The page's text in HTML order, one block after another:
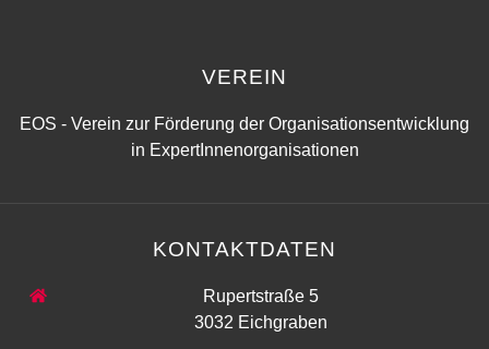
VEREIN
EOS - Verein zur Förderung der Organisationsentwicklung
in ExpertInnenorganisationen
KONTAKTDATEN
Rupertstraße 5
3032 Eichgraben